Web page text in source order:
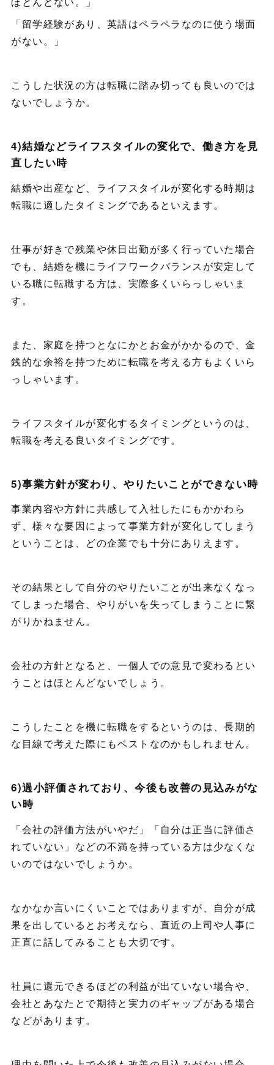
「留学経験があり、英語はペラペラなのに使う場面
がない。」
こうした状況の方は転職に踏み切っても良いのでは
ないでしょうか。
4)結婚などライフスタイルの変化で、働き方を見
直したい時
結婚や出産など、 ライフスタイルが変化する時期は
転職に適したタイミングであるといえます。
仕事が好きで残業や休日出勤が多く行っていた場合
でも、結婚を機にライフワークバランスが安定して
いる職に転職する方は、実際多くいらっしゃいま
す。
また、家庭を持つとなにかとお金がかかるので、金
銭的な余裕を持つために転職を考える方もよくいら
っしゃいます。
ライフスタイルが変化するタイミングというのは、
転職を考える良いタイミングです。
5)事業方針が変わり、やりたいことができない時
事業内容や方針に共感して入社したにもかかわら
ず、様々な要因によって事業方針が変化してしまう
ということは、どの企業でも十分にありえます。
その結果として自分のやりたいことが出来なくなっ
てしまった場合、やりがいを失ってしまうことに繋
がりかねません。
会社の方針となると、一個人での意見で変わるとい
うことはほとんどないでしょう。
こうしたことを機に転職をするというのは、長期的
な目線で考えた際にもベストなのかもしれません。
6)過小評価されており、今後も改善の見込みがな
い時
「会社の評価方法がいやだ」「自分は正当に評価さ
れていない」などの不満を持っている方は少なくな
いのではないでしょうか。
なかなか言いにくいことではありますが、自分が成
果を出しているとお考えなら、直近の上司や人事に
正直に話してみることも大切です。
社員に還元できるほどの利益が出ていない場合や、
会社とあなたとで期待と実力のギャップがある場合
などがあります。